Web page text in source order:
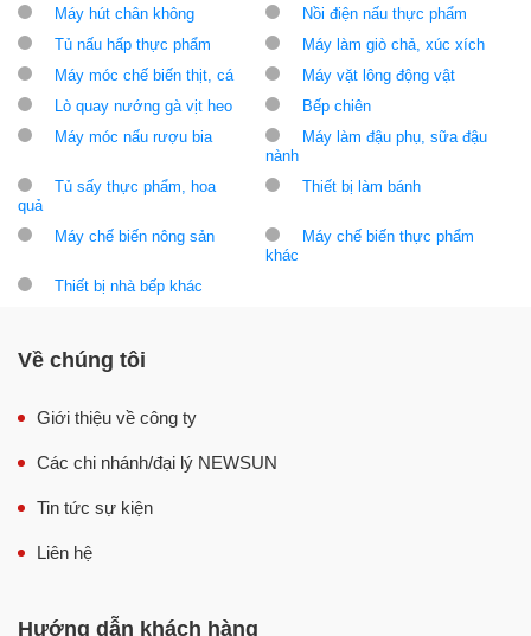
Máy hút chân không
Nồi điện nấu thực phẩm
Tủ nấu hấp thực phẩm
Máy làm giò chả, xúc xích
Máy móc chế biến thịt, cá
Máy vặt lông động vật
Lò quay nướng gà vịt heo
Bếp chiên
Máy móc nấu rượu bia
Máy làm đậu phụ, sữa đậu
nành
Tủ sấy thực phẩm, hoa
quả
Thiết bị làm bánh
Máy chế biến nông sản
Máy chế biến thực phẩm
khác
Thiết bị nhà bếp khác
Về chúng tôi
Giới thiệu về công ty
Các chi nhánh/đại lý NEWSUN
Tin tức sự kiện
Liên hệ
Hướng dẫn khách hàng